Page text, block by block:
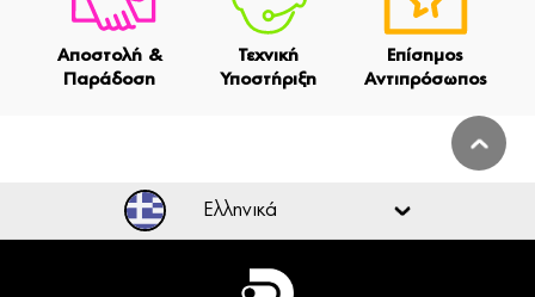
Αποστολή &
Παράδοση
Τεχνική
Υποστήριξη
Επίσημος
Αντιπρόσωπος
Ελληνικά
Ελληνικά